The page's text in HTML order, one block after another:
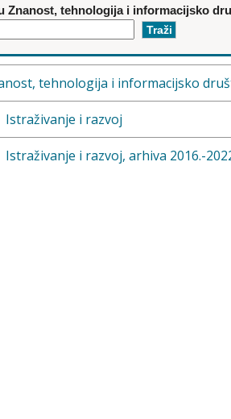
Znanost, tehnologija i informacijsko
tehnologija i informacijsko
Istraživanje i razvoj
Istraživanje i razvoj, arhiva 2016.-